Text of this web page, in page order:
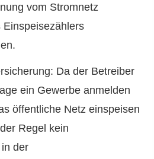
vom Stromnetz
Einspeisezählers
Da der Betreiber
ein Gewerbe anmelden
öffentliche Netz einspeisen
Regel kein
der